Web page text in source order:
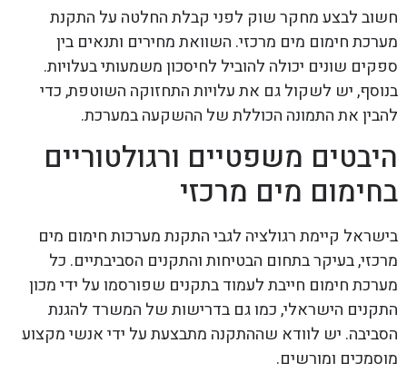
חשוב לבצע מחקר שוק לפני קבלת החלטה על התקנת
מערכת חימום מים מרכזי. השוואת מחירים ותנאים בין
ספקים שונים יכולה להוביל לחיסכון משמעותי בעלויות.
בנוסף, יש לשקול גם את עלויות התחזוקה השוטפת, כדי
להבין את התמונה הכוללת של ההשקעה במערכת.
היבטים משפטיים ורגולטוריים
בחימום מים מרכזי
בישראל קיימת רגולציה לגבי התקנת מערכות חימום מים
מרכזי, בעיקר בתחום הבטיחות והתקנים הסביבתיים. כל
מערכת חימום חייבת לעמוד בתקנים שפורסמו על ידי מכון
התקנים הישראלי, כמו גם בדרישות של המשרד להגנת
הסביבה. יש לוודא שההתקנה מתבצעת על ידי אנשי מקצוע
מוסמכים ומורשים.